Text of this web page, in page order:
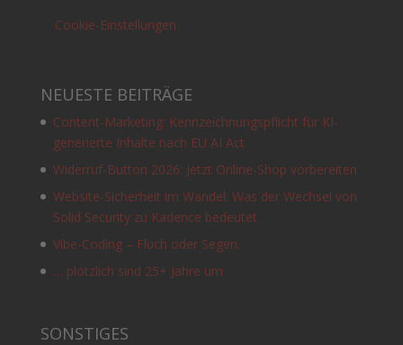
Cookie-Einstellungen
NEUESTE BEITRÄGE
Content-Marketing: Kennzeichnungspflicht für KI-
generierte Inhalte nach EU AI Act
Widerruf-Button 2026: Jetzt Online-Shop vorbereiten
Website-Sicherheit im Wandel: Was der Wechsel von
Solid Security zu Kadence bedeutet
Vibe-Coding – Fluch oder Segen.
… plötzlich sind 25+ Jahre um
SONSTIGES